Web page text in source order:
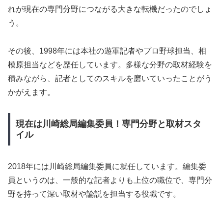
れが現在の専門分野につながる大きな転機だったのでしょ
う。
その後、1998年には本社の遊軍記者やプロ野球担当、相
模原担当などを歴任しています。多様な分野の取材経験を
積みながら、記者としてのスキルを磨いていったことがう
かがえます。
現在は川崎総局編集委員！専門分野と取材スタ
イル
2018年には川崎総局編集委員に就任しています。編集委
員というのは、一般的な記者よりも上位の職位で、専門分
野を持って深い取材や論説を担当する役職です。